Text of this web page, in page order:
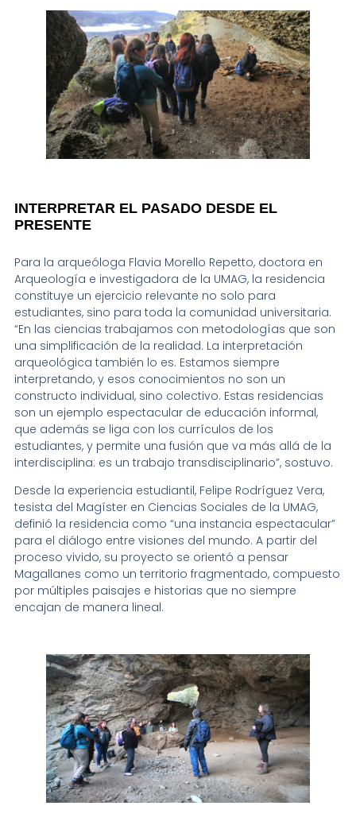
INTERPRETAR EL PASADO DESDE EL
PRESENTE
Para la arqueóloga Flavia Morello Repetto, doctora en
Arqueología e investigadora de la UMAG, la residencia
constituye un ejercicio relevante no solo para
estudiantes, sino para toda la comunidad universitaria.
“En las ciencias trabajamos con metodologías que son
una simplificación de la realidad. La interpretación
arqueológica también lo es. Estamos siempre
interpretando, y esos conocimientos no son un
constructo individual, sino colectivo. Estas residencias
son un ejemplo espectacular de educación informal,
que además se liga con los currículos de los
estudiantes, y permite una fusión que va más allá de la
interdisciplina: es un trabajo transdisciplinario”, sostuvo.
Desde la experiencia estudiantil, Felipe Rodríguez Vera,
tesista del Magíster en Ciencias Sociales de la UMAG,
definió la residencia como “una instancia espectacular”
para el diálogo entre visiones del mundo. A partir del
proceso vivido, su proyecto se orientó a pensar
Magallanes como un territorio fragmentado, compuesto
por múltiples paisajes e historias que no siempre
encajan de manera lineal.